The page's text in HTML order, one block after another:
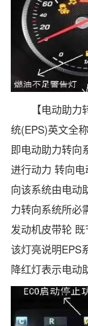
【电动助
统(EPS)英文全
即电动助力转向
进行动力 转向
向该系统由电动
力转向系统所必
发动机皮带轮
该灯亮说明EPS
降红灯表示电动